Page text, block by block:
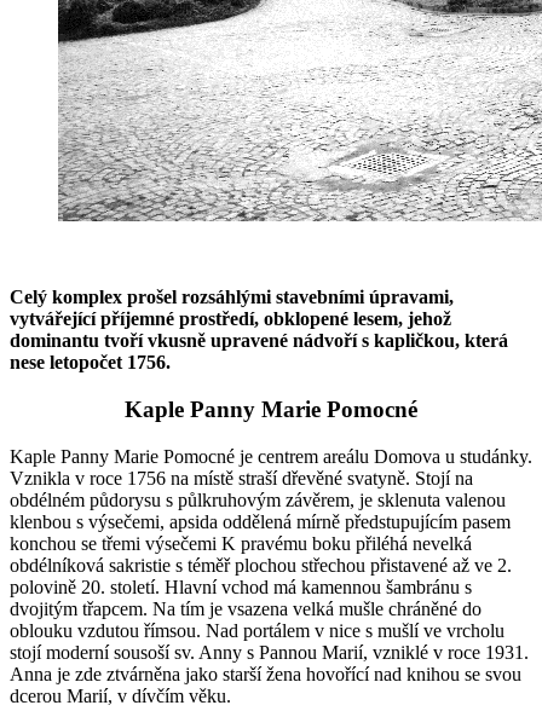
Celý komplex prošel rozsáhlými stavebními úpravami,
vytvářející příjemné prostředí, obklopené lesem, jehož
dominantu tvoří vkusně upravené nádvoří s kapličkou, která
nese letopočet 1756.
Kaple Panny Marie Pomocné
Kaple Panny Marie Pomocné je centrem areálu Domova u studánky.
Vznikla v roce 1756 na místě straší dřevěné svatyně. Stojí na
obdélném půdorysu s půlkruhovým závěrem, je sklenuta valenou
klenbou s výsečemi, apsida oddělená mírně předstupujícím pasem
konchou se třemi výsečemi K pravému boku přiléhá nevelká
obdélníková sakristie s téměř plochou střechou přistavené až ve 2.
polovině 20. století. Hlavní vchod má kamennou šambránu s
dvojitým třapcem. Na tím je vsazena velká mušle chráněné do
oblouku vzdutou římsou. Nad portálem v nice s mušlí ve vrcholu
stojí moderní sousoší sv. Anny s Pannou Marií, vzniklé v roce 1931.
Anna je zde ztvárněna jako starší žena hovořící nad knihou se svou
dcerou Marií, v dívčím věku.